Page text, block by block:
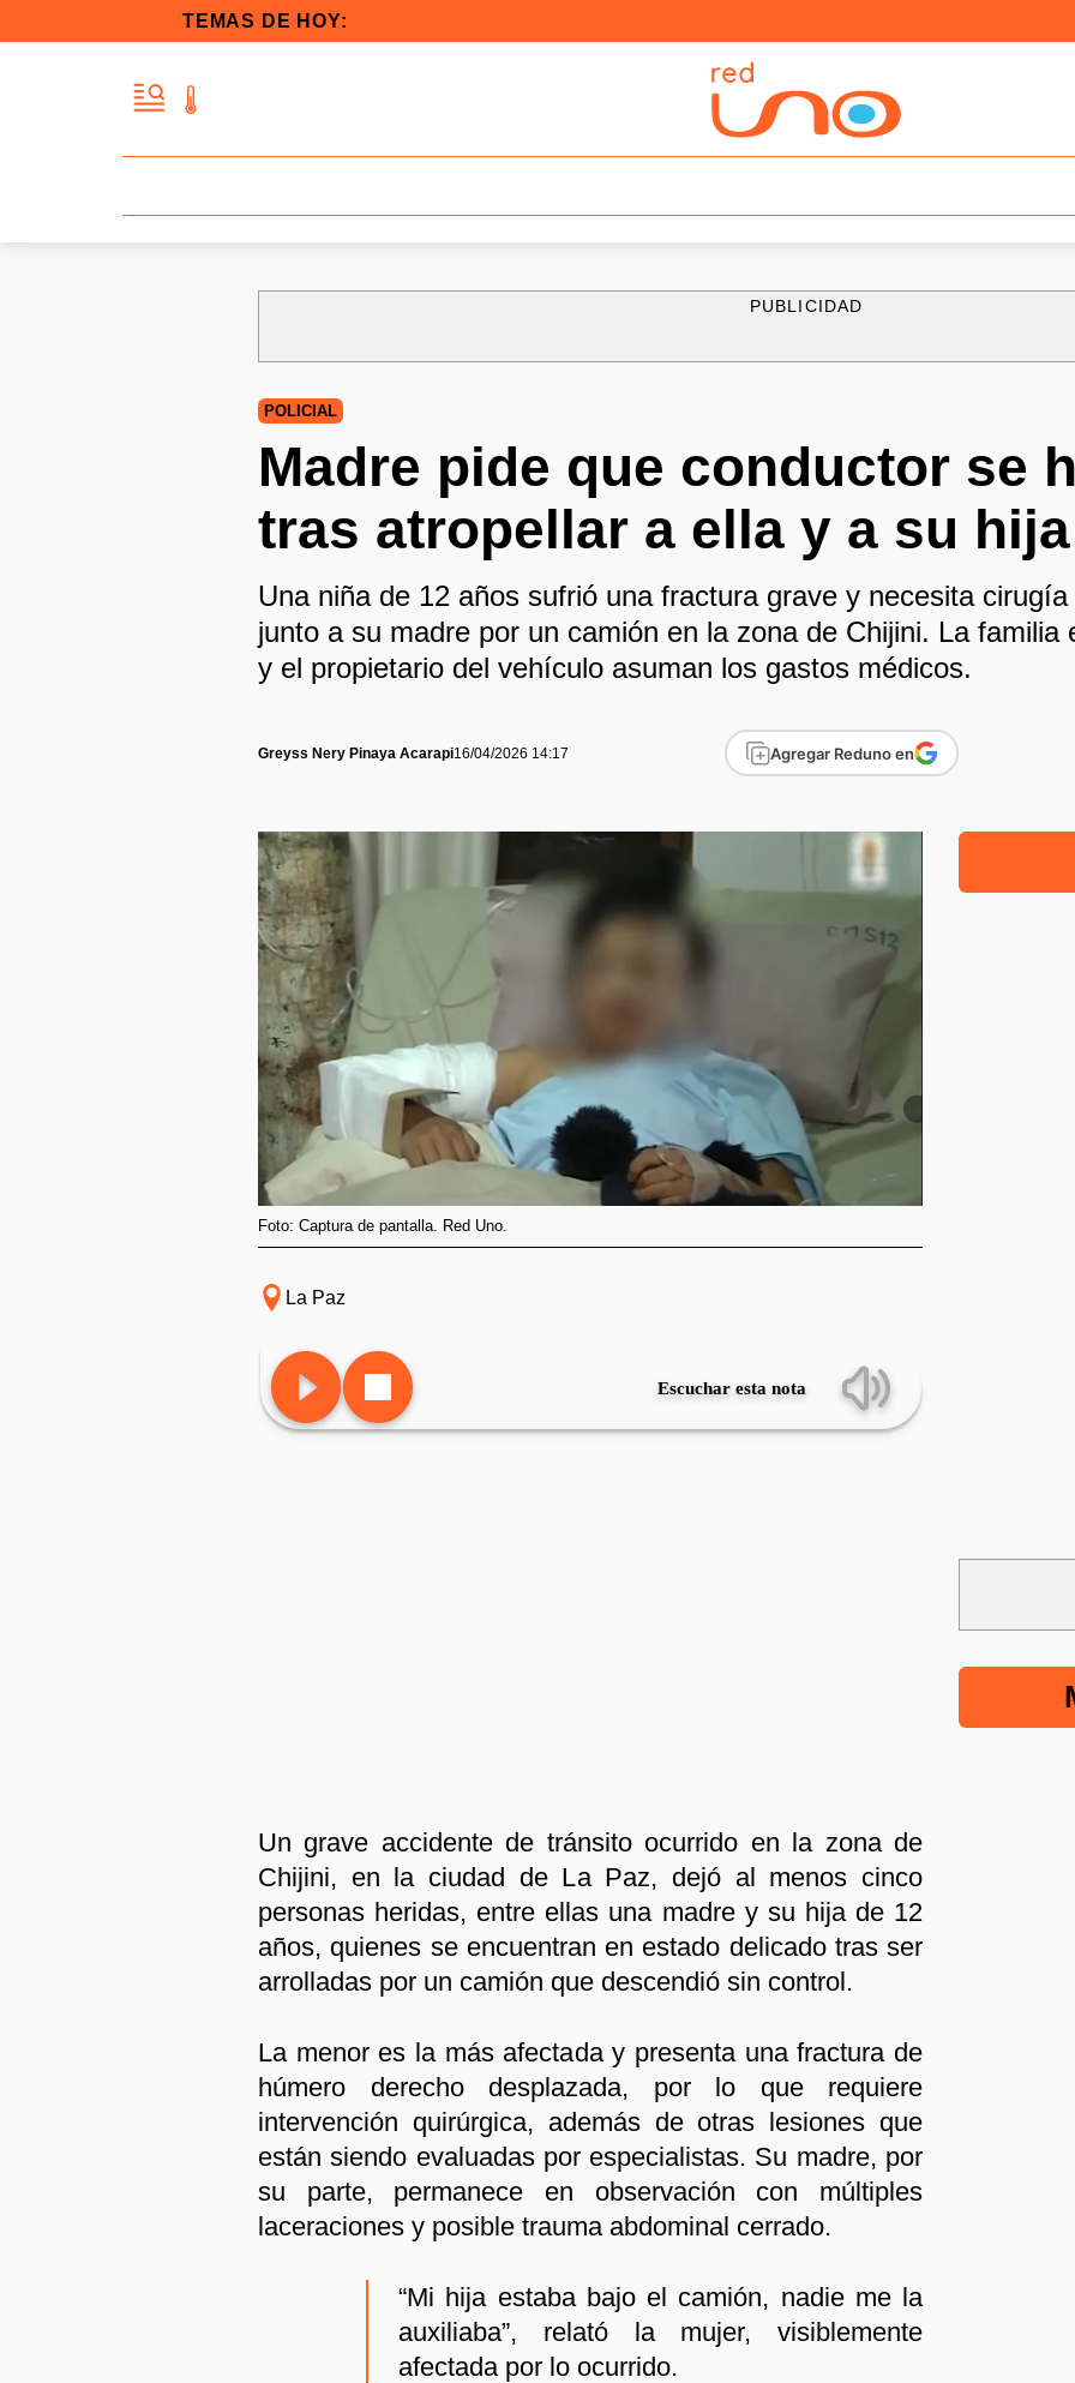
TEMAS DE HOY:
PUBLICIDAD
POLICIAL
Madre pide que conductor se
tras atropellar a ella y a su
Una niña de 12 años sufrió una fractura grave y necesita
junto a su madre por un camión en la zona de Chijini. La familia
y el propietario del vehículo asuman los gastos médicos.
Greyss Nery Pinaya Acarapi16/04/2026 14:17 Agregar Reduno en
Foto: Captura de pantalla. Red Uno.
La Paz
Escuchar esta nota
Un grave accidente de tránsito ocurrido en la zona de
Chijini, en la ciudad de La Paz, dejó al menos cinco
personas heridas, entre ellas una madre y su hija de 12
años, quienes se encuentran en estado delicado tras ser
arrolladas por un camión que descendió sin control.
La menor es la más afectada y presenta una fractura de
húmero derecho desplazada, por lo que requiere
intervención quirúrgica, además de otras lesiones que
están siendo evaluadas por especialistas. Su madre, por
su parte, permanece en observación con múltiples
laceraciones y posible trauma abdominal cerrado.
“Mi hija estaba bajo el camión, nadie me la
auxiliaba”, relató la mujer, visiblemente
afectada por lo ocurrido.